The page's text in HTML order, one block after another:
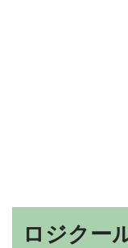
ロジクー